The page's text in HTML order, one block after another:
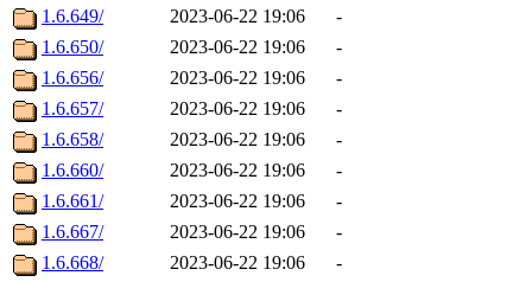
1.6.649/
2023-06-22 19:06
-
1.6.650/
2023-06-22 19:06
-
1.6.656/
2023-06-22 19:06
-
1.6.657/
2023-06-22 19:06
-
1.6.658/
2023-06-22 19:06
-
1.6.660/
2023-06-22 19:06
-
1.6.661/
2023-06-22 19:06
-
1.6.667/
2023-06-22 19:06
-
1.6.668/
2023-06-22 19:06
-